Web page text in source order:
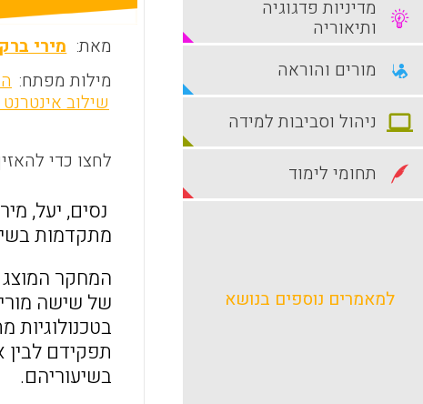
מאת: מירי ברק
מילות מפתח:
שילוב
לחצו כדי
נסים, יעל,
מתקדמות
של שישה
תפקידם
בשיעוריהם.
מדיניות פדגוגיה
ותיאוריה
מורים והוראה
ניהול וסביבות למידה
תחומי לימוד
למאמרים נוספים בנושא